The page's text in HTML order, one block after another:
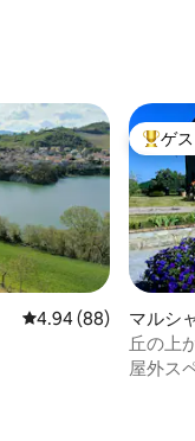
レビュー88件、5つ
4.94 (88)
大好
ゲ
マルシ
パート
丘の上
だける
屋外ス